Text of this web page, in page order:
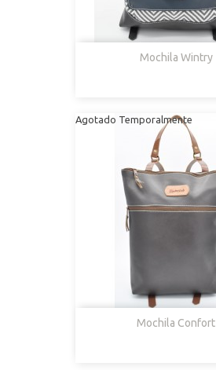
Mochila Wintry
Mochila Confort
Agotado Temporalmente